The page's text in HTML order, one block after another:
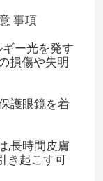
事項
ー光を発す
損傷や失明
護眼鏡を着
,長時間皮膚
き起こす可